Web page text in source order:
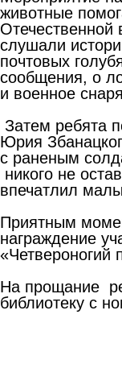
животные
Отечественной
слушали
почтовых
сообщения, о
и военное
Затем ребята
Юрия
с раненым
никого не
впечатлил
Приятным
награждение
«Четвероногий
На прощание
библиотеку с